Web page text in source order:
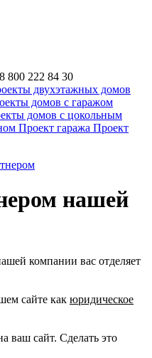
8 800 222 84 30
двухэтажных домов
домов с гаражом
домов с цокольным
Проект гаража Проект
нашей
компании вас отделяет
сайте как юридическое
ваш сайт. Сделать это